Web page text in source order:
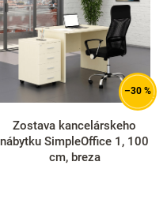
–30 %
Zostava kancelárskeho
nábytku SimpleOffice 1, 100
cm, breza